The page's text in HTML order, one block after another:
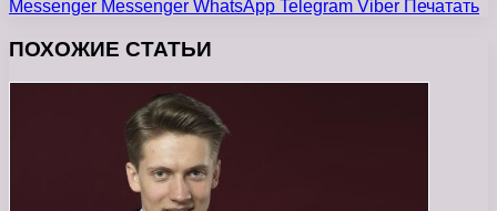
Messenger Messenger WhatsApp Telegram Viber Печатать
ПОХОЖИЕ СТАТЬИ